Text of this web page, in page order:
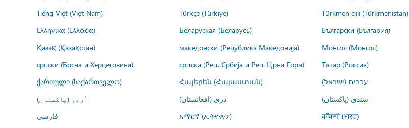
Tiếng Việt (Việt Nam)
Türkçe (Türkiye) Türkmen dili (Türkmenistan)
Ελληνικά (Ελλάδα)
Беларуская (Беларусь) Български (България)
Қазақ (Қазақстан)
македонски (Република Македонија) Монгол (Монгол)
српски (Босна и Херцеговина)
српски (Реп. Србија и Реп. Црна Гора) Татар (Россия)
ქართული (საქართველო)
Հայերեն (Հայաստան) עברית (ישראל)
اُردو (پاکستان)
درى (افغانستان) سنڌي (پاکستان)
فارسى
አማርኛ (ኢትዮጵያ) कोंकणी (भारत)